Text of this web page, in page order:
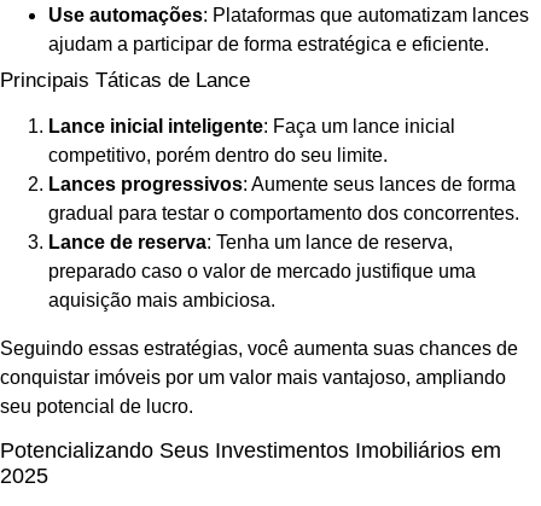
Use automações: Plataformas que automatizam lances
ajudam a participar de forma estratégica e eficiente.
Principais Táticas de Lance
Lance inicial inteligente: Faça um lance inicial
competitivo, porém dentro do seu limite.
Lances progressivos: Aumente seus lances de forma
gradual para testar o comportamento dos concorrentes.
Lance de reserva: Tenha um lance de reserva,
preparado caso o valor de mercado justifique uma
aquisição mais ambiciosa.
Seguindo essas estratégias, você aumenta suas chances de
conquistar imóveis por um valor mais vantajoso, ampliando
seu potencial de lucro.
Potencializando Seus Investimentos Imobiliários em
2025